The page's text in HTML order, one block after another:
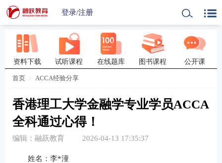
登录/注册
资料下载 试听课程 在线题库 图书课程 公开课
首页 ACCA经验分享
香港理工大学金融学专业学员ACCA
全科通过心得！
编辑：融跃教育 2026-04-13 17:35:37
姓名：李*潼